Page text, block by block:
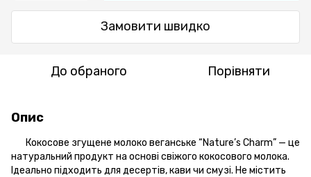
Замовити швидко
До обраного Порівняти
Опис
Кокосове згущене молоко веганське “Nature’s Charm” — це
натуральний продукт на основі свіжого кокосового молока.
Ідеально підходить для десертів, кави чи смузі. Не містить